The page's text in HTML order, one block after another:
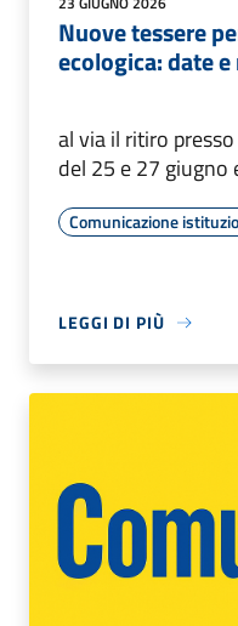
Nuove tessere
ecologica: date
al via il ritiro
del 25 e 27 giugno
Comunicazione
LEGGI DI PIÙ